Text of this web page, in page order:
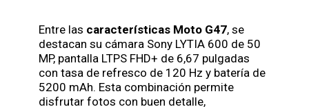
Entre las características Moto G47, se
destacan su cámara Sony LYTIA 600 de 50
MP, pantalla LTPS FHD+ de 6,67 pulgadas
con tasa de refresco de 120 Hz y batería de
5200 mAh. Esta combinación permite
disfrutar fotos con buen detalle,